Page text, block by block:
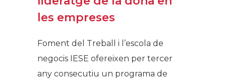
les empreses
Foment del Treball i l’escola de
negocis IESE ofereixen per tercer
any consecutiu un programa de